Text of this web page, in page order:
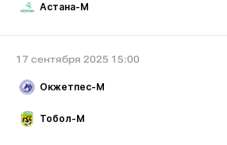
Астана-М
17 сентября 2025 15:00
Окжетпес-М
Тобол-М